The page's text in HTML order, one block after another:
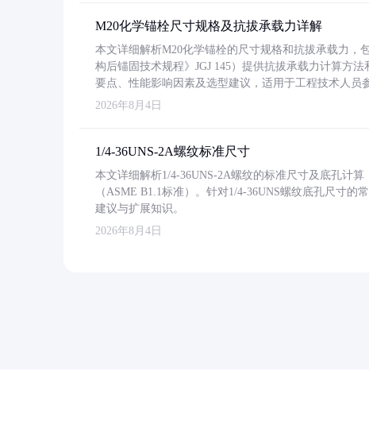
M20化学锚栓尺寸规格及抗拔承载力详解
本文详细解析M20化学锚栓的尺寸规格和抗拔承载力
构后锚固技术规程》JGJ 145）提供抗拔承载力计算方
要点、性能影响因素及选型建议，适用于工程技术人员
2026年8月4日
1/4-36UNS-2A螺纹标准尺寸
本文详细解析1/4-36UNS-2A螺纹的标准尺寸及底孔计
（ASME B1.1标准）。针对1/4-36UNS螺纹底孔尺寸
建议与扩展知识。
2026年8月4日